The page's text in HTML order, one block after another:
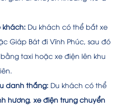
khách: Du khách có thể bắt xe
Giáp Bát đi Vĩnh Phúc, sau đó
taxi hoặc xe điện lên khu
danh thắng: Du khách có thể
hương, xe điện trung chuyển